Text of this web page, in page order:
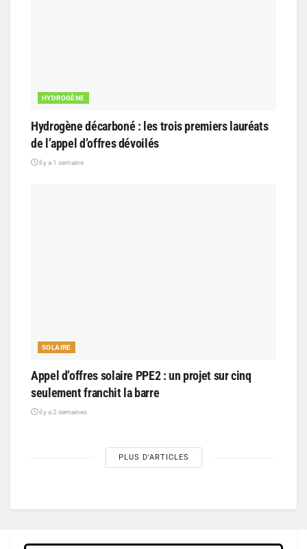
HYDROGÈNE
Hydrogène décarboné : les trois premiers lauréats
de l’appel d’offres dévoilés
il y a 1 semaine
SOLAIRE
Appel d’offres solaire PPE2 : un projet sur cinq
seulement franchit la barre
il y a 2 semaines
PLUS D'ARTICLES